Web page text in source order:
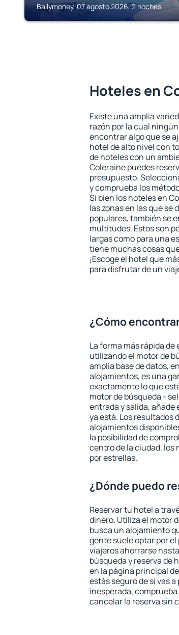
Ballymoney, 07 agosto 2026, 2 noches
Hoteles en
Existe una amplia
razón por la cual
encontrar algo que se
hotel de alto nivel con
de hoteles con un
Coleraine puedes
presupuesto.
y comprueba los
Si bien los hoteles en
las zonas en las que
populares, también se
multitudes. Estos son
largas como para una
tiene muchas cosas
¡Escoge el hotel que
para disfrutar de un
¿Cómo
La forma más rápida
utilizando el motor de
amplia base de datos,
alojamientos, es una
exactamente lo que
motor de búsqueda -
entrada y salida, añade
ya está. Los resultados
alojamientos
la posibilidad de
centro de la ciudad, los
por estrellas.
¿Dónde puedo
Reservar tu hotel a
dinero. Utiliza el motor
busca un alojamiento
gente suele optar por el
viajeros ahorrarse
búsqueda y reserva de
en la página principal
estás seguro de si vas
inesperada,
cancelar la reserva sin